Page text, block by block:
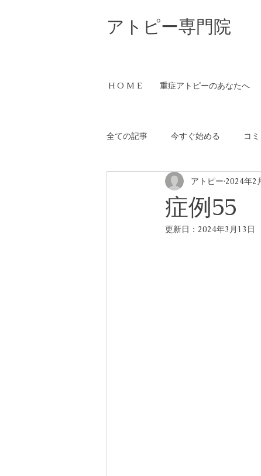
​アトピー専門院
H O M E 重症アトピーのあなたへ
全ての記事 今すぐ始める コ
症例55
アトピー 2024年2
更新日： 2024年3月13日